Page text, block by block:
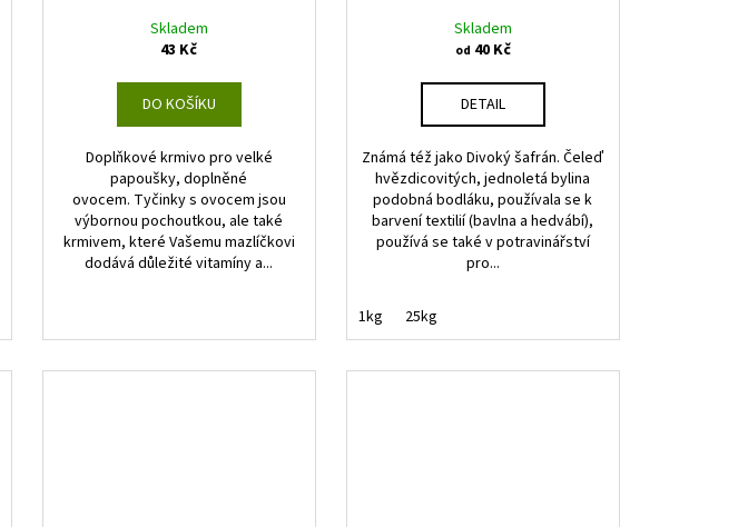
Skladem
43 Kč
DO KOŠÍKU
Doplňkové krmivo pro velké
papoušky, doplněné
ovocem. Tyčinky s ovocem jsou
výbornou pochoutkou, ale také
krmivem, které Vašemu mazlíčkovi
dodává důležité vitamíny a...
Skladem
od 40 Kč
DETAIL
Známá též jako Divoký šafrán. Čeleď
hvězdicovitých, jednoletá bylina
podobná bodláku, používala se k
barvení textilií (bavlna a hedvábí),
používá se také v potravinářství
pro...
1kg 25kg